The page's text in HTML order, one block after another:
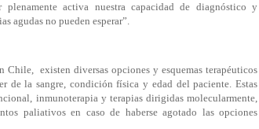
plenamente activa nuestra capacidad de diagnóstico y
agudas no pueden esperar”.
Chile, existen diversas opciones y esquemas terapéuticos
de la sangre, condición física y edad del paciente. Estas
inmunoterapia y terapias dirigidas molecularmente,
paliativos en caso de haberse agotado las opciones